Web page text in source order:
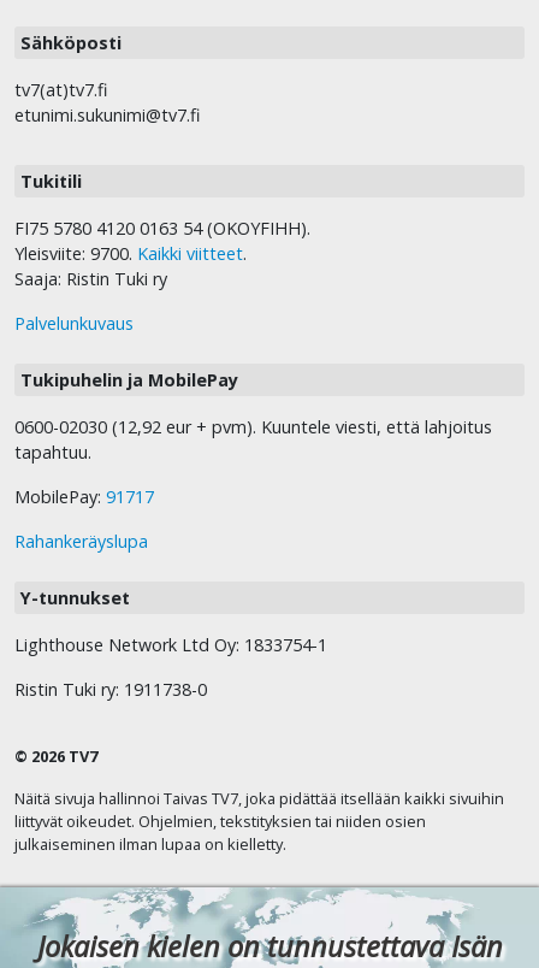
Sähköposti
tv7(at)tv7.fi
etunimi.sukunimi@tv7.fi
Tukitili
FI75 5780 4120 0163 54 (OKOYFIHH).
Yleisviite: 9700. Kaikki viitteet.
Saaja: Ristin Tuki ry
Palvelunkuvaus
Tukipuhelin ja MobilePay
0600-02030 (12,92 eur + pvm). Kuuntele viesti, että lahjoitus
tapahtuu.
MobilePay: 91717
Rahankeräyslupa
Y-tunnukset
Lighthouse Network Ltd Oy: 1833754-1
Ristin Tuki ry: 1911738-0
© 2026 TV7
Näitä sivuja hallinnoi Taivas TV7, joka pidättää itsellään kaikki sivuihin
liittyvät oikeudet. Ohjelmien, tekstityksien tai niiden osien
julkaiseminen ilman lupaa on kielletty.
Jokaisen kielen on tunnustettava Isän